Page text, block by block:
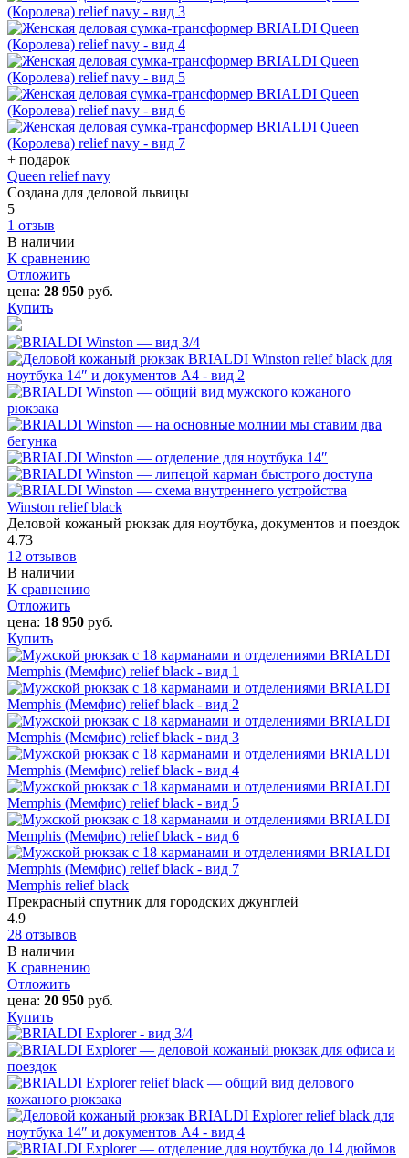
+ подарок
Queen relief navy
Создана для деловой львицы
5
1 отзыв
В наличии
К сравнению
Отложить
цена: 28 950 руб.
Купить
Winston relief black
Деловой кожаный рюкзак для ноутбука, документов и поездок
4.73
12 отзывов
В наличии
К сравнению
Отложить
цена: 18 950 руб.
Купить
Memphis relief black
Прекрасный спутник для городских джунглей
4.9
28 отзывов
В наличии
К сравнению
Отложить
цена: 20 950 руб.
Купить